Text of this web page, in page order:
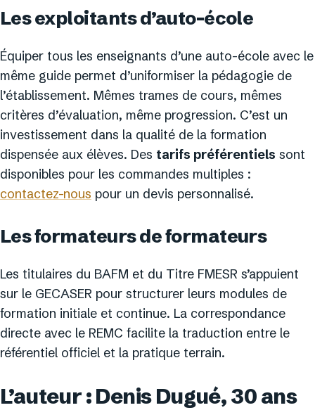
Les exploitants d’auto-école
Équiper tous les enseignants d’une auto-école avec le
même guide permet d’uniformiser la pédagogie de
l’établissement. Mêmes trames de cours, mêmes
critères d’évaluation, même progression. C’est un
investissement dans la qualité de la formation
dispensée aux élèves. Des tarifs préférentiels sont
disponibles pour les commandes multiples :
contactez-nous pour un devis personnalisé.
Les formateurs de formateurs
Les titulaires du BAFM et du Titre FMESR s’appuient
sur le GECASER pour structurer leurs modules de
formation initiale et continue. La correspondance
directe avec le REMC facilite la traduction entre le
référentiel officiel et la pratique terrain.
L’auteur : Denis Dugué, 30 ans